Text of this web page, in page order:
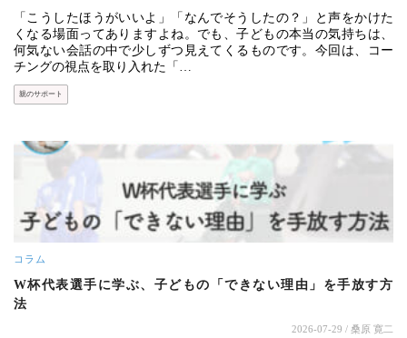
「こうしたほうがいいよ」「なんでそうしたの？」と声をかけた
くなる場面ってありますよね。でも、子どもの本当の気持ちは、
何気ない会話の中で少しずつ見えてくるものです。今回は、コー
チングの視点を取り入れた「…
親のサポート
コラム
W杯代表選手に学ぶ、子どもの「できない理由」を手放す方
法
2026-07-29 / 桑原 寛二